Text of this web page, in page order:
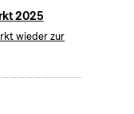
2025
wieder zur